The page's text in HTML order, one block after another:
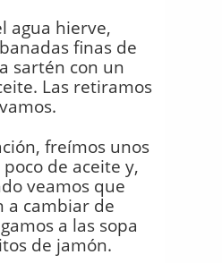
agua hierve,
finas de
sartén con un
Las retiramos
freímos unos
de aceite y,
veamos que
a cambiar de
a las sopa
de jamón.